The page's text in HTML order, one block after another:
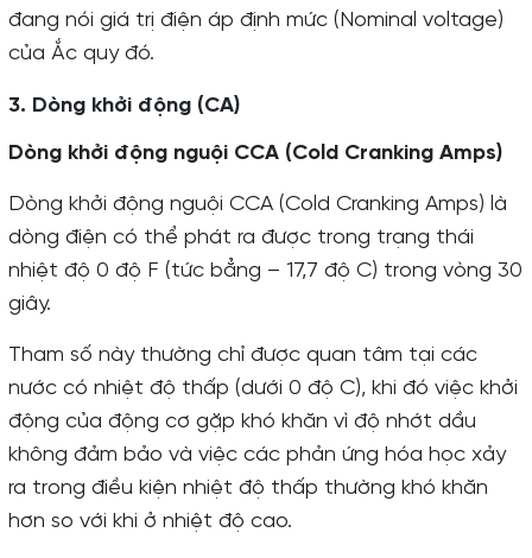
đang nói giá trị điện áp định mức (Nominal voltage)
của Ắc quy đó.
3. Dòng khởi động (CA)
Dòng khởi động nguội CCA (Cold Cranking Amps)
Dòng khởi động nguội CCA (Cold Cranking Amps) là
dòng điện có thể phát ra được trong trạng thái
nhiệt độ 0 độ F (tức bẳng – 17,7 độ C) trong vòng 30
giây.
Tham số này thường chỉ được quan tâm tại các
nước có nhiệt độ thấp (dưới 0 độ C), khi đó việc khởi
động của động cơ gặp khó khăn vì độ nhớt dầu
không đảm bảo và việc các phản ứng hóa học xảy
ra trong điều kiện nhiệt độ thấp thường khó khăn
hơn so với khi ở nhiệt độ cao.